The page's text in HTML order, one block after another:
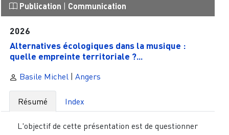
Publication | Communication
2026
Alternatives écologiques dans la musique :
quelle empreinte territoriale ?...
Basile Michel| Angers
Résumé Index
L'objectif de cette présentation est de questionner